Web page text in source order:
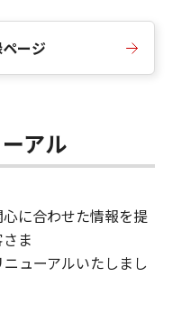
ージ
アル
に合わせた情報を提
ま
ニューアルいたしまし